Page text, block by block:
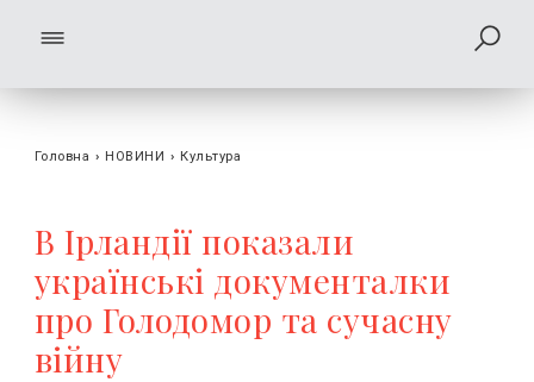
Головна › НОВИНИ › Культура
В Ірландії показали
українські документалки
про Голодомор та сучасну
війну